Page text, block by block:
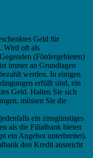
Geld für
Wird oft als
(Fördergebieten)
immer an Grundlagen
werden. In einigen
erfüllt sind, ein
Geld. Halten Sie sich
müssen Sie die
ein zinsgünstiges
als die Filialbank bieten
ein Angebot unterbreitet).
den Kredit ausreicht